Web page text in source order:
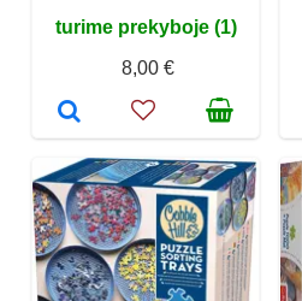
turime prekyboje (1)
8,00 €